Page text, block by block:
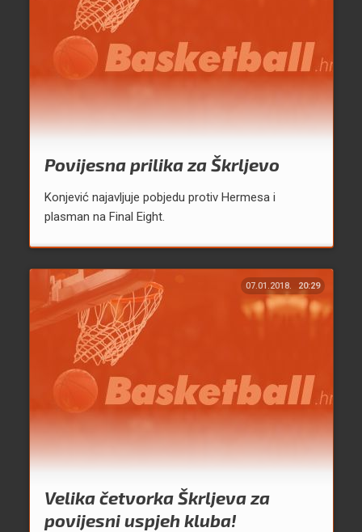
Povijesna prilika za Škrljevo
Konjević najavljuje pobjedu protiv Hermesa i
plasman na Final Eight.
07.01.2018. 20:29
Velika četvorka Škrljeva za
povijesni uspjeh kluba!